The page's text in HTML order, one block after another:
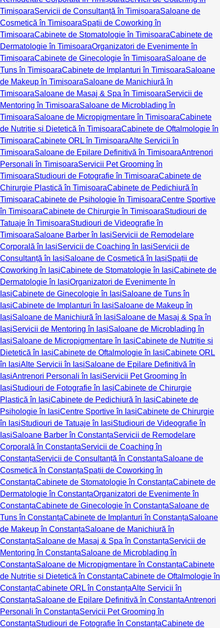
TimișoaraServicii de Consultanță în TimișoaraSaloane de
Cosmetică în TimișoaraSpații de Coworking în
TimișoaraCabinete de Stomatologie în TimișoaraCabinete de
Dermatologie în TimișoaraOrganizatori de Evenimente în
TimișoaraCabinete de Ginecologie în TimișoaraSaloane de
Tuns în TimișoaraCabinete de Implanturi în TimișoaraSaloane
de Makeup în TimișoaraSaloane de Manichiură în
TimișoaraSaloane de Masaj & Spa în TimișoaraServicii de
Mentoring în TimișoaraSaloane de Microblading în
TimișoaraSaloane de Micropigmentare în TimișoaraCabinete
de Nutriție și Dietetică în TimișoaraCabinete de Oftalmologie în
TimișoaraCabinete ORL în TimișoaraAlte Servicii în
TimișoaraSaloane de Epilare Definitivă în TimișoaraAntrenori
Personali în TimișoaraServicii Pet Grooming în
TimișoaraStudiouri de Fotografie în TimișoaraCabinete de
Chirurgie Plastică în TimișoaraCabinete de Pedichiură în
TimișoaraCabinete de Psihologie în TimișoaraCentre Sportive
în TimișoaraCabinete de Chirurgie în TimișoaraStudiouri de
Tatuaje în TimișoaraStudiouri de Videografie în
TimișoaraSaloane Barber în IașiServicii de Remodelare
Corporală în IașiServicii de Coaching în IașiServicii de
Consultanță în IașiSaloane de Cosmetică în IașiSpații de
Coworking în IașiCabinete de Stomatologie în IașiCabinete de
Dermatologie în IașiOrganizatori de Evenimente în
IașiCabinete de Ginecologie în IașiSaloane de Tuns în
IașiCabinete de Implanturi în IașiSaloane de Makeup în
IașiSaloane de Manichiură în IașiSaloane de Masaj & Spa în
IașiServicii de Mentoring în IașiSaloane de Microblading în
IașiSaloane de Micropigmentare în IașiCabinete de Nutriție și
Dietetică în IașiCabinete de Oftalmologie în IașiCabinete ORL
în IașiAlte Servicii în IașiSaloane de Epilare Definitivă în
IașiAntrenori Personali în IașiServicii Pet Grooming în
IașiStudiouri de Fotografie în IașiCabinete de Chirurgie
Plastică în IașiCabinete de Pedichiură în IașiCabinete de
Psihologie în IașiCentre Sportive în IașiCabinete de Chirurgie
în IașiStudiouri de Tatuaje în IașiStudiouri de Videografie în
IașiSaloane Barber în ConstanțaServicii de Remodelare
Corporală în ConstanțaServicii de Coaching în
ConstanțaServicii de Consultanță în ConstanțaSaloane de
Cosmetică în ConstanțaSpații de Coworking în
ConstanțaCabinete de Stomatologie în ConstanțaCabinete de
Dermatologie în ConstanțaOrganizatori de Evenimente în
ConstanțaCabinete de Ginecologie în ConstanțaSaloane de
Tuns în ConstanțaCabinete de Implanturi în ConstanțaSaloane
de Makeup în ConstanțaSaloane de Manichiură în
ConstanțaSaloane de Masaj & Spa în ConstanțaServicii de
Mentoring în ConstanțaSaloane de Microblading în
ConstanțaSaloane de Micropigmentare în ConstanțaCabinete
de Nutriție și Dietetică în ConstanțaCabinete de Oftalmologie în
ConstanțaCabinete ORL în ConstanțaAlte Servicii în
ConstanțaSaloane de Epilare Definitivă în ConstanțaAntrenori
Personali în ConstanțaServicii Pet Grooming în
ConstanțaStudiouri de Fotografie în ConstanțaCabinete de